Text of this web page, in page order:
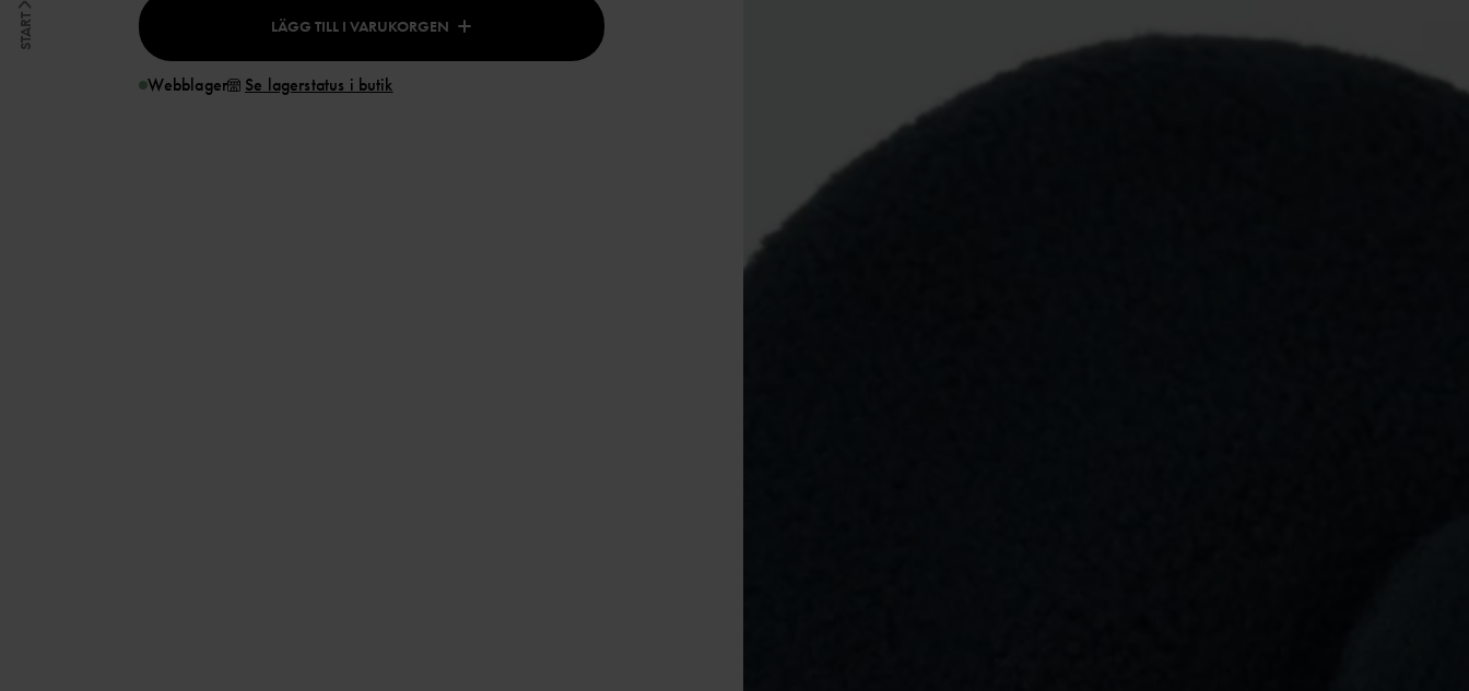
START LÄGG TILL I VARUKORGEN
Webblager Se lagerstatus i butik